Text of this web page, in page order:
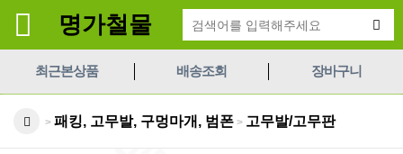
명가철물
최근본상품 배송조회 장바구니
> 패킹, 고무발, 구멍마개, 범폰 > 고무발/고무판